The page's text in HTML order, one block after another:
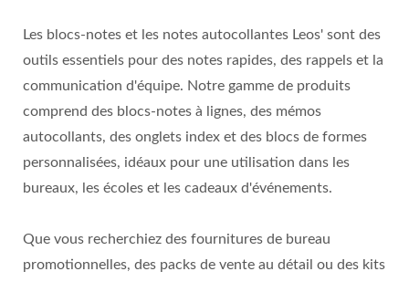
Les blocs-notes et les notes autocollantes Leos' sont des
outils essentiels pour des notes rapides, des rappels et la
communication d'équipe. Notre gamme de produits
comprend des blocs-notes à lignes, des mémos
autocollants, des onglets index et des blocs de formes
personnalisées, idéaux pour une utilisation dans les
bureaux, les écoles et les cadeaux d'événements.
Que vous recherchiez des fournitures de bureau
promotionnelles, des packs de vente au détail ou des kits